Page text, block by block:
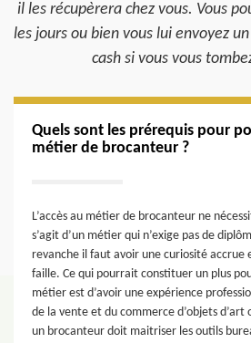
il les récupèrera chez vous. Vous
les jours ou bien vous lui envoyez
cash si vous vous
Quels sont les prérequis pour
métier de brocanteur ?
L’accès au métier de brocanteur ne
s’agit d’un métier qui n’exige pas de
revanche il faut avoir une curiosité accrue
faille. Ce qui pourrait constituer un plus
métier est d’avoir une expérience
de la vente et du commerce d’objets d’art
un brocanteur doit maitriser les outils